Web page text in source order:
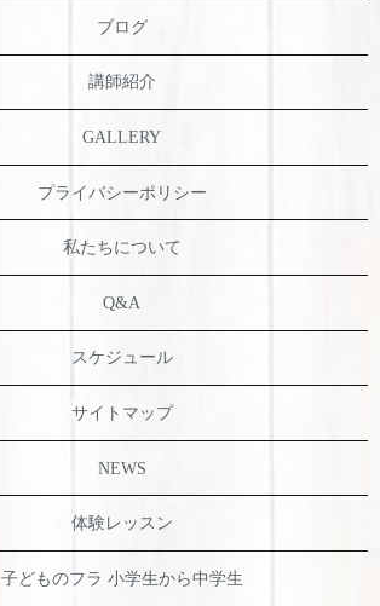
ブログ
講師紹介
GALLERY
プライバシーポリシー
私たちについて
Q&A
スケジュール
サイトマップ
NEWS
体験レッスン
子どものフラ 小学生から中学生